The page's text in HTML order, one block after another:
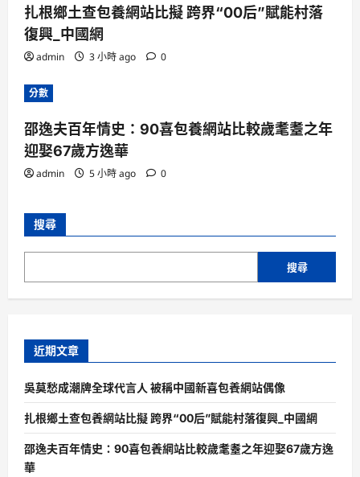
扎根鄉土查包養網站比擬 跨界“00后”賦能村落
復興_中國網
admin 3 小時 ago 0
分數
邵逸夫百年情史：90喜包養網站比較歲耄耋之年
迎娶67歲方逸華
admin 5 小時 ago 0
搜尋
搜尋
近期文章
吳莫愁成潮牌全球代言人 被稱中國新喜包養網站偶像
扎根鄉土查包養網站比擬 跨界“00后”賦能村落復興_中國網
邵逸夫百年情史：90喜包養網站比較歲耄耋之年迎娶67歲方逸
華